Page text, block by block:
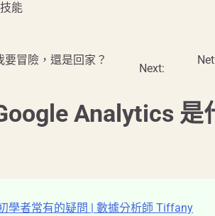
能
冒險，還是回家？
Next:
Analytics 是
學者常有的疑問 | 數據分析師 Tiffany